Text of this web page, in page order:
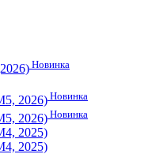
Новинка
2026)Новинка
2026)Новинка
2025)
2025)